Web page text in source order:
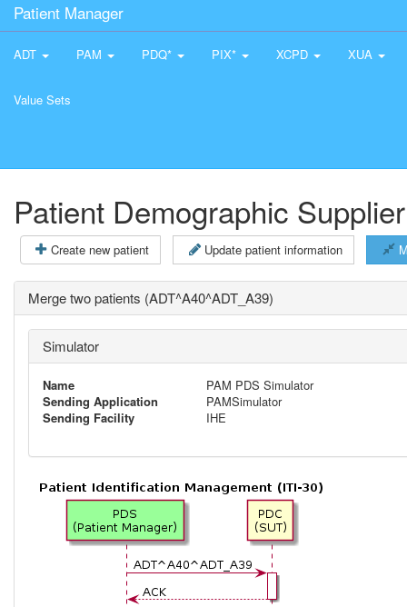
Patient Manager
ADT PAM PDQ* PIX* XCPD XUA
Value Sets
Patient Demographic Supplier
Create new patient Update patient information
Merge two patients (ADT^A40^ADT_A39)
Simulator
Name
PAM PDS Simulator
Sending Application
PAMSimulator
Sending Facility
IHE